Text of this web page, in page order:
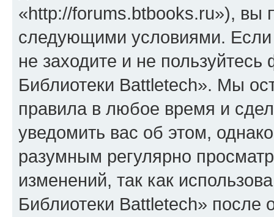
«http://forums.btbooks.ru»), вы
следующими условиями.
не заходите и не
Библиотеки Battletech». Мы
правила в любое время и
уведомить вас об этом,
разумным регулярно
изменений, так как
Библиотеки Battletech» после